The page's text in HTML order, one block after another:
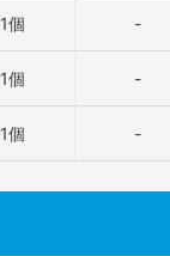
1個 -
1個 -
1個 -